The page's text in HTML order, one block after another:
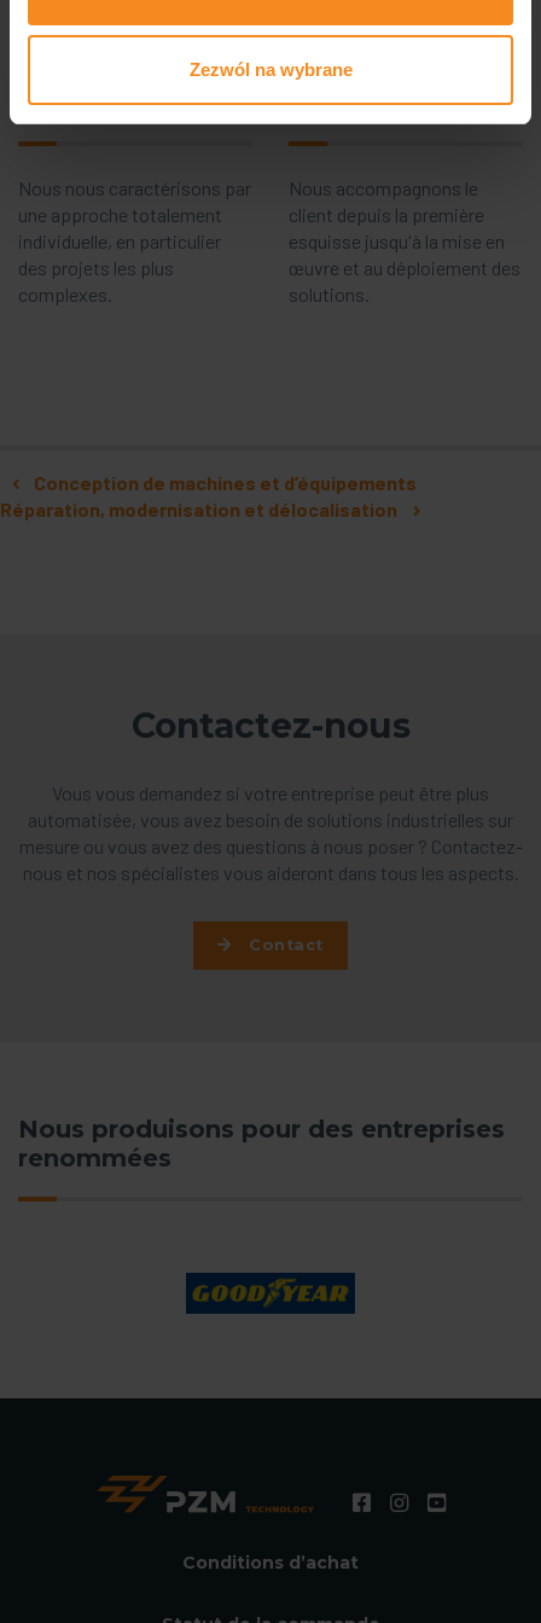
Zezwól na wybrane
de services.
Implication
Nous nous caractérisons par
une approche totalement
individuelle, en particulier
des projets les plus
complexes.
Complexité
Nous accompagnons le
client depuis la première
esquisse jusqu'à la mise en
œuvre et au déploiement des
solutions.
Conception de machines et d’équipements
Réparation, modernisation et délocalisation
Contactez-nous
Vous vous demandez si votre entreprise peut être plus
automatisée, vous avez besoin de solutions industrielles sur
mesure ou vous avez des questions à nous poser ? Contactez-
nous et nos spécialistes vous aideront dans tous les aspects.
Contact
Nous produisons pour des entreprises
renommées
Conditions d’achat